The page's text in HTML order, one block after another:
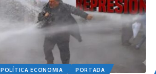
POLÍTICA ECONOMIA PORTADA